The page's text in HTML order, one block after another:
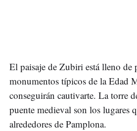
El paisaje de Zubiri está lleno de
monumentos típicos de la Edad
conseguirán cautivarte. La torre
puente medieval son los lugares
alrededores de Pamplona.